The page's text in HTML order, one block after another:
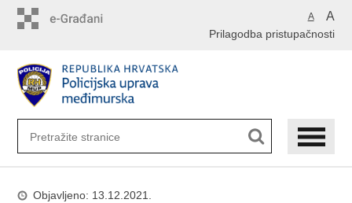
A A
Prilagodba pristupačnosti
Objavljeno: 13.12.2021.